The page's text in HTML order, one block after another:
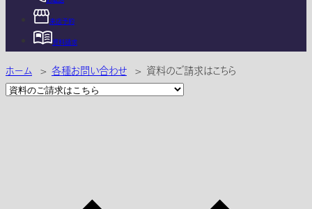
来店予約
資料請求
ホーム > 各種お問い合わせ > 資料のご請求はこちら